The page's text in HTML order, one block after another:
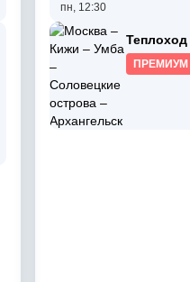
пн, 12:30
ПРЕМИУМ